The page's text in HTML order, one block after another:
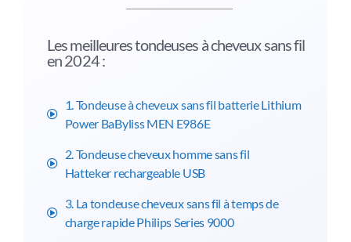
Les meilleures tondeuses à cheveux sans fil
en 2024 :
1. Tondeuse à cheveux sans fil batterie Lithium
Power BaByliss MEN E986E
2. Tondeuse cheveux homme sans fil
Hatteker rechargeable USB
3. La tondeuse cheveux sans fil à temps de
charge rapide Philips Series 9000